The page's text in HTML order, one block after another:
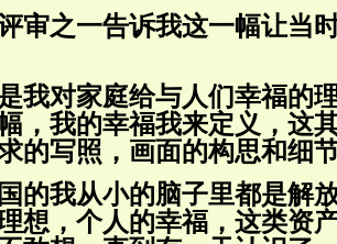
审之一告诉我这一幅让当
我对家庭给与人们幸福的
，我的幸福我来定义，这
的写照，画面的构思和细
的我从小的脑子里都是解
想，个人的幸福，这类资